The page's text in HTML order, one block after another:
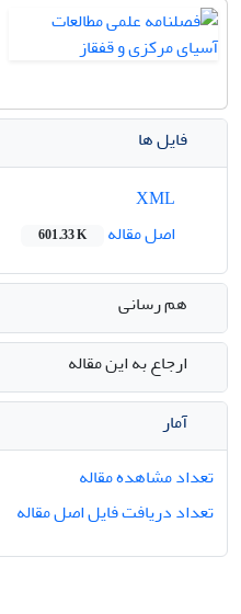
فایل ها
اصل مقاله
601.33 K
هم رسانی
ارجاع به این مقاله
آمار
تعداد مشاهده مقاله
تعداد دریافت فایل اصل مقاله